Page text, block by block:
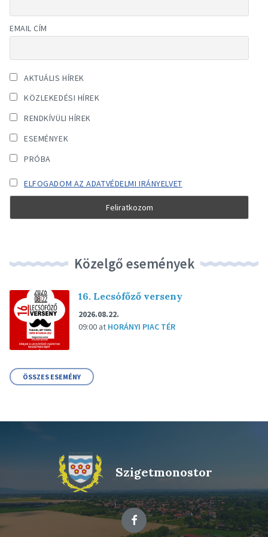
EMAIL CÍM
AKTUÁLIS HÍREK
KÖZLEKEDÉSI HÍREK
RENDKÍVÜLI HÍREK
ESEMÉNYEK
PRÓBA
ELFOGADOM AZ ADATVÉDELMI IRÁNYELVET
Közelgő események
16. Lecsófőző verseny
2026.08.22.
09:00 at HORÁNYI PIAC TÉR
ÖSSZES ESEMÉNY
Szigetmonostor
Facebook